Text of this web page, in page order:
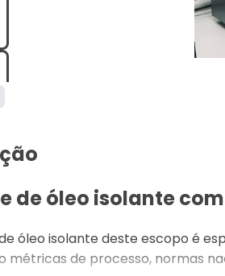
de óleo isolante
óleo isolante deste escopo é
métricas de processo, normas